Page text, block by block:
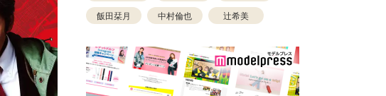
飯田栞月
中村倫也 辻希美